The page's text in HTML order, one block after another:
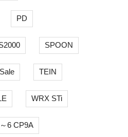
PD
SPOON
TEIN
WRX STi
6 CP9A